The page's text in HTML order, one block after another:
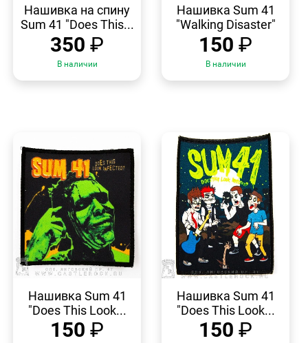
ПРОСМОТР
Нашивка на спину
Sum 41 "Does This...
350 ₽
В наличии
ПРОСМОТР
Нашивка Sum 41
"Walking Disaster"
150 ₽
В наличии
ПРОСМОТР
Нашивка Sum 41
"Does This Look...
150 ₽
ПРОСМОТР
Нашивка Sum 41
"Does This Look...
150 ₽